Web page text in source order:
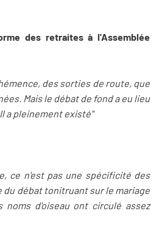
des retraites à l'Assemblée
des sorties de route, que
Mais le débat de fond a eu lieu
a pleinement existé"
ce n'est pas une spécificité des
du débat tonitruant sur le mariage
d'oiseau ont circulé assez